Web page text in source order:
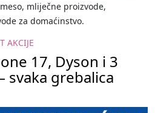
mliječne proizvode,
za domaćinstvo.
AKCIJE
17, Dyson i 3
svaka grebalica